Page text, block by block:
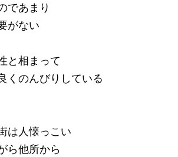
であまり
がない
と相まって
くのんびりしている
は人懐っこい
ら他所から